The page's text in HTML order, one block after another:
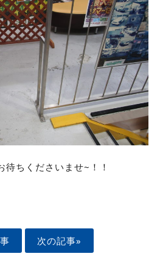
待ちくださいませ~！！
次の記事»